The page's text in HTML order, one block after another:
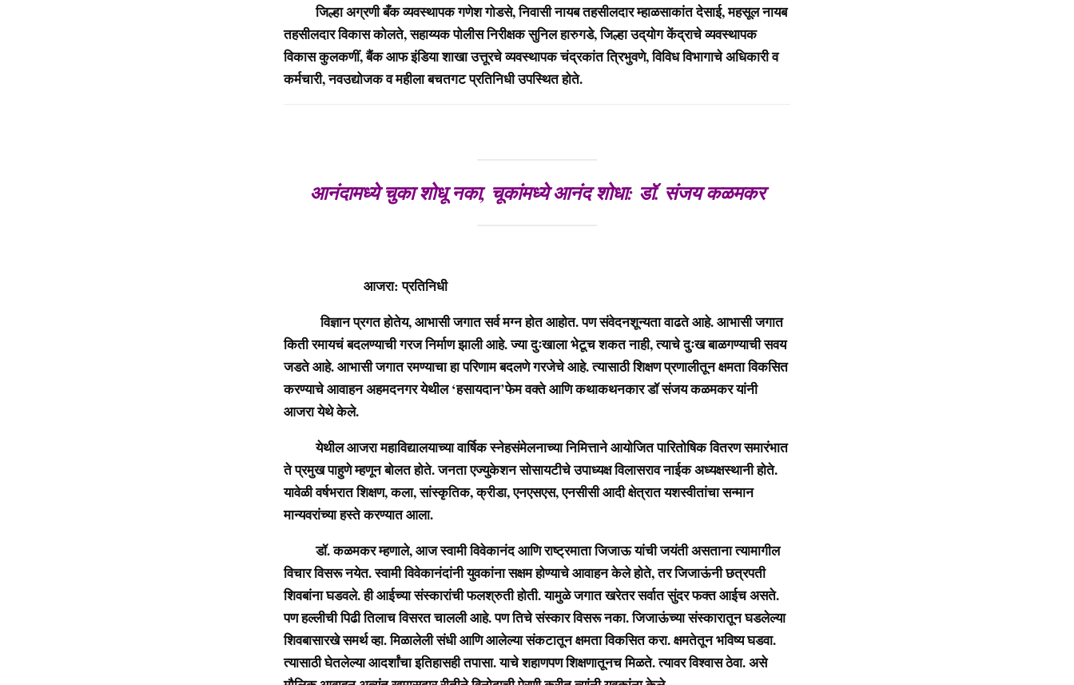
जिल्हा अग्रणी बँक व्यवस्थापक गणेश गोडसे, निवासी नायब तहसीलदार म्हाळसाकांत देसाई, महसूल नायब
तहसीलदार विकास कोलते, सहाय्यक पोलीस निरीक्षक सुनिल हारुगडे, जिल्हा उद्‌योग केंद्राचे व्यवस्थापक
विकास कुलकणीं, बैंक आफ इंडिया शाखा उत्तूरचे व्यवस्थापक चंद्रकांत त्रिभुवणे, विविध विभागाचे अधिकारी व
कर्मचारी, नवउद्योजक व महीला बचतगट प्रतिनिधी उपस्थित होते.
आनंदामध्ये चुका शोधू नका, चूकांमध्ये आनंद शोधा: डॉ. संजय कळमकर
आजरा: प्रतिनिधी
विज्ञान प्रगत होतेय, आभासी जगात सर्व मग्न होत आहोत. पण संवेदनशून्यता वाढते आहे. आभासी जगात
किती रमायचं बदलण्याची गरज निर्माण झाली आहे. ज्या दुःखाला भेटूच शकत नाही, त्याचे दुःख बाळगण्याची सवय
जडते आहे. आभासी जगात रमण्याचा हा परिणाम बदलणे गरजेचे आहे. त्यासाठी शिक्षण प्रणालीतून क्षमता विकसित
करण्याचे आवाहन अहमदनगर येथील ‘हसायदान’फेम वक्ते आणि कथाकथनकार डॉ संजय कळमकर यांनी
आजरा येथे केले.
येथील आजरा महाविद्यालयाच्या वार्षिक स्नेहसंमेलनाच्या निमित्ताने आयोजित पारितोषिक वितरण समारंभात
ते प्रमुख पाहुणे म्हणून बोलत होते. जनता एज्युकेशन सोसायटीचे उपाध्यक्ष विलासराव नाईक अध्यक्षस्थानी होते.
यावेळी वर्षभरात शिक्षण, कला, सांस्कृतिक, क्रीडा, एनएसएस, एनसीसी आदी क्षेत्रात यशस्वीतांचा सन्मान
मान्यवरांच्या हस्ते करण्यात आला.
डॉ. कळमकर म्हणाले, आज स्वामी विवेकानंद आणि राष्ट्रमाता जिजाऊ यांची जयंती असताना त्यामागील
विचार विसरू नयेत. स्वामी विवेकानंदांनी युवकांना सक्षम होण्याचे आवाहन केले होते, तर जिजाऊंनी छत्रपती
शिवबांना घडवले. ही आईच्या संस्कारांची फलश्रुती होती. यामुळे जगात खरेतर सर्वात सुंदर फक्त आईच असते.
पण हल्लीची पिढी तिलाच विसरत चालली आहे. पण तिचे संस्कार विसरू नका. जिजाऊंच्या संस्कारातून घडलेल्या
शिवबासारखे समर्थ व्हा. मिळालेली संधी आणि आलेल्या संकटातून क्षमता विकसित करा. क्षमतेतून भविष्य घडवा.
त्यासाठी घेतलेल्या आदर्शांचा इतिहासही तपासा. याचे शहाणपण शिक्षणातूनच मिळते. त्यावर विश्वास ठेवा. असे